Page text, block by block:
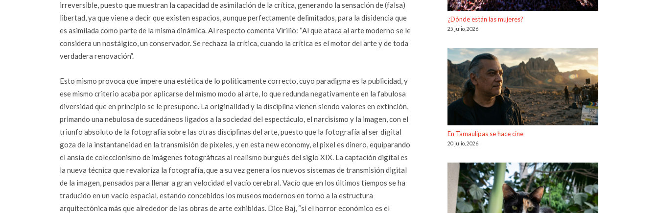
irreversible, puesto que muestran la capacidad de asimilación de la crítica, generando la sensación de (falsa)
libertad, ya que viene a decir que existen espacios, aunque perfectamente delimitados, para la disidencia que
es asimilada como parte de la misma dinámica. Al respecto comenta Virilio: “Al que ataca al arte moderno se le
considera un nostálgico, un conservador. Se rechaza la crítica, cuando la crítica es el motor del arte y de toda
verdadera renovación”.
Esto mismo provoca que impere una estética de lo políticamente correcto, cuyo paradigma es la publicidad, y
ese mismo criterio acaba por aplicarse del mismo modo al arte, lo que redunda negativamente en la fabulosa
diversidad que en principio se le presupone. La originalidad y la disciplina vienen siendo valores en extinción,
primando una nebulosa de sucedáneos ligados a la sociedad del espectáculo, el narcisismo y la imagen, con el
triunfo absoluto de la fotografía sobre las otras disciplinas del arte, puesto que la fotografía al ser digital
goza de la instantaneidad en la transmisión de pixeles, y en esta new economy, el pixel es dinero, equiparando
el ansia de coleccionismo de imágenes fotográficas al realismo burgués del siglo XIX. La captación digital es
la nueva técnica que revaloriza la fotografía, que a su vez genera los nuevos sistemas de transmisión digital
de la imagen, pensados para llenar a gran velocidad el vacío cerebral. Vacío que en los últimos tiempos se ha
traducido en un vacío espacial, estando concebidos los museos modernos en torno a la estructura
arquitectónica más que alrededor de las obras de arte exhibidas. Dice Baj, “si el horror económico es el
¿Dónde están las mujeres?
25 julio, 2026
En Tamaulipas se hace cine
20 julio, 2026